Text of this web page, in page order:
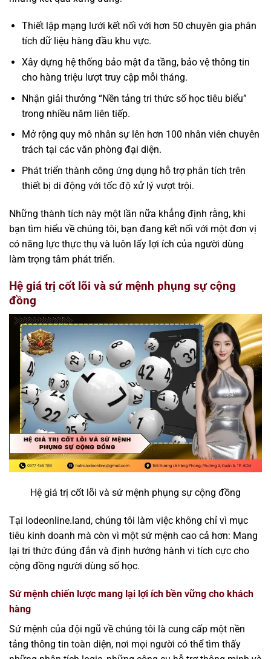
Thiết lập mạng lưới kết nối với hơn 50 chuyên gia phân
tích dữ liệu hàng đầu khu vực.
Xây dựng hệ thống bảo mật đa tầng, bảo vệ thông tin
cho hàng triệu lượt truy cập mỗi tháng.
Nhận giải thưởng “Nền tảng tri thức số học tiêu biểu”
trong nhiều năm liên tiếp.
Mở rộng quy mô nhân sự lên hơn 100 nhân viên chuyên
trách tại các văn phòng đại diện.
Phát triển thành công ứng dụng hỗ trợ phân tích trên
thiết bị di động với tốc độ xử lý vượt trội.
Những thành tích này một lần nữa khẳng định rằng, khi
bạn tìm hiểu về chúng tôi, bạn đang kết nối với một đơn vị
có năng lực thực thụ và luôn lấy lợi ích của người dùng
làm trọng tâm phát triển.
Hệ giá trị cốt lõi và sứ mệnh phụng sự cộng
đồng
Hệ giá trị cốt lõi và sứ mệnh phụng sự cộng đồng
Tại lodeonline.land, chúng tôi làm việc không chỉ vì mục
tiêu kinh doanh mà còn vì một sứ mệnh cao cả hơn: Mang
lại tri thức đúng đắn và định hướng hành vi tích cực cho
cộng đồng người dùng số học.
Sứ mệnh chiến lược mang lại lợi ích bền vững cho khách
hàng
Sứ mệnh của đội ngũ về chúng tôi là cung cấp một nền
tảng thông tin toàn diện, nơi mọi người có thể tìm thấy